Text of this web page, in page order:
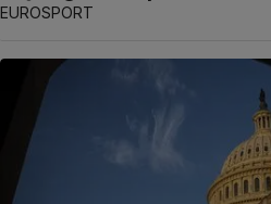
EUROSPORT